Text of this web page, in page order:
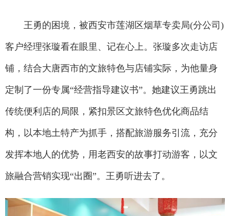
王勇的困境，被西安市莲湖区烟草专卖局(分公司)
客户经理张璇看在眼里、记在心上。张璇多次走访店
铺，结合大唐西市的文旅特色与店铺实际，为他量身
定制了一份专属“经营指导建议书”。她建议王勇跳出
传统便利店的局限，紧扣景区文旅特色优化商品结
构，以本地土特产为抓手，搭配旅游服务引流，充分
发挥本地人的优势，用老西安的故事打动游客，以文
旅融合营销实现“出圈”。王勇听进去了。